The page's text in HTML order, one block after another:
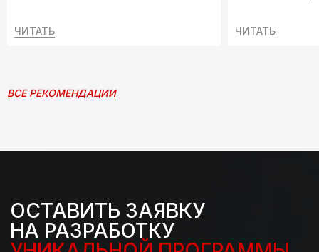
ЧИТАТЬ
ЧИТАТЬ
ВСЕ РЕКОМЕНДАЦИИ
Продукты и услуги
Кейсы
Отзывы